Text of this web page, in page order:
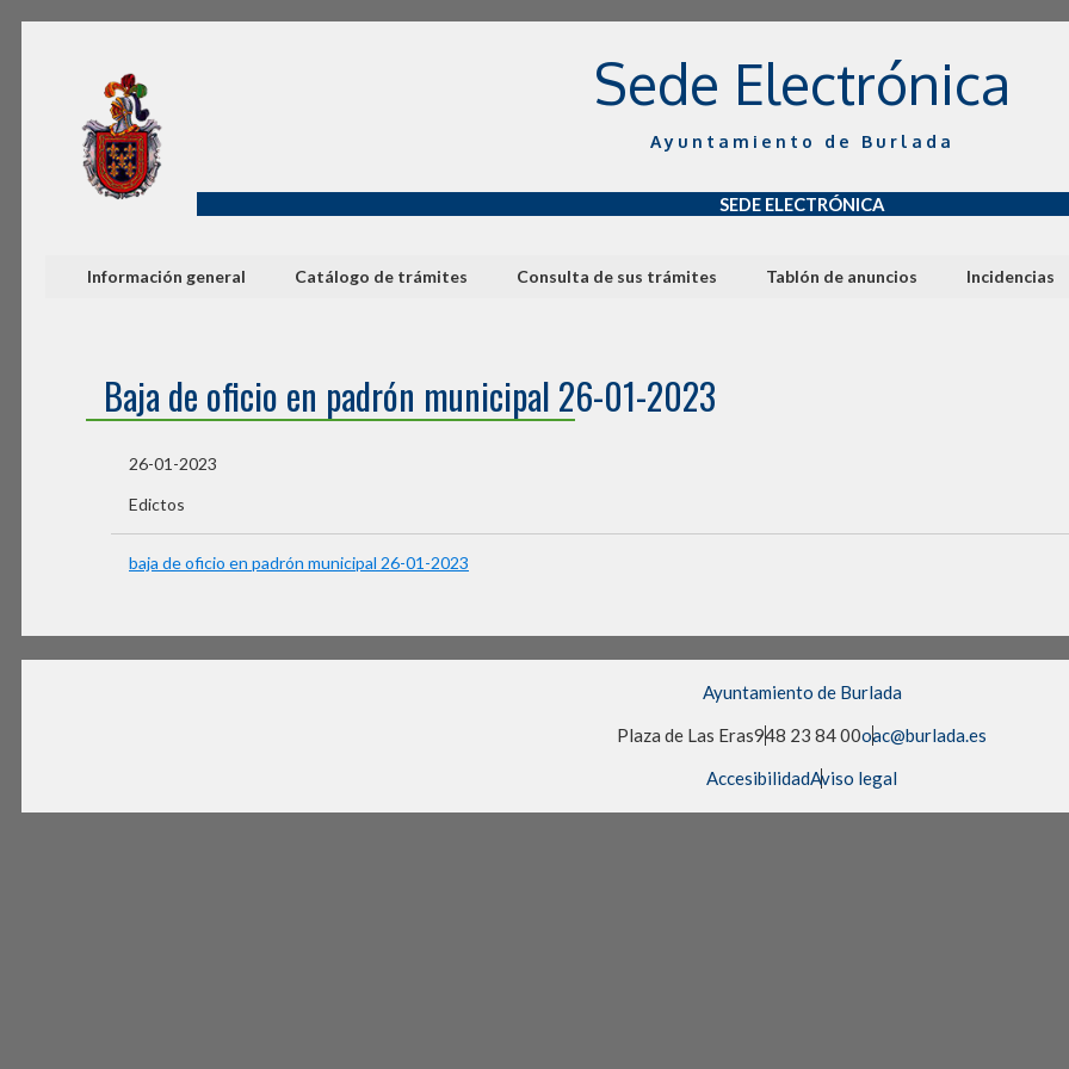
Sede Electrónica
Ayuntamiento de Burlada
SEDE ELECTRÓNICA
Información general Catálogo de trámites Consulta de sus trámites Tablón de anuncios Incidencias
Baja de oficio en padrón municipal 26-01-2023
26-01-2023
Edictos
baja de oficio en padrón municipal 26-01-2023
Ayuntamiento de Burlada
Plaza de Las Eras948 23 84 00oac@burlada.es
AccesibilidadAviso legal